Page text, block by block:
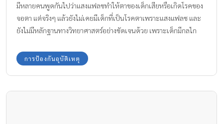
มีหลายคนพูดกันไปว่าแสงแฟลชทำให้ตาของเด็กเสียหรือเกิดโรคของ
จอตา แต่จริงๆ แล้วยังไม่เคยมีเด็กที่เป็นโรคตาเพราะแสงแฟลช และ
ยังไม่มีหลักฐานทางวิทยาศาสตร์อย่างชัดเจนด้วย เพราะเด็กมีกลไก
แล้วค่ะ เพราะว่า
การป้องกันอุบัติเหตุ